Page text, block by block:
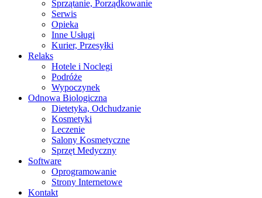
Sprzątanie, Porządkowanie
Serwis
Opieka
Inne Usługi
Kurier, Przesyłki
Relaks
Hotele i Noclegi
Podróże
Wypoczynek
Odnowa Biologiczna
Dietetyka, Odchudzanie
Kosmetyki
Leczenie
Salony Kosmetyczne
Sprzęt Medyczny
Software
Oprogramowanie
Strony Internetowe
Kontakt